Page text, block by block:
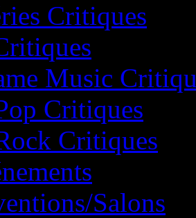
Critiques
Music
Critiques
Critiques
Salons